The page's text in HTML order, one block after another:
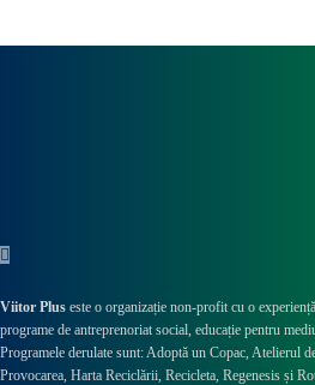
Viitor Plus este o organizație non-profit cu o
programe de antreprenoriat social, educație pentru
Programele derulate sunt: Adoptă un Copac, Atelierul
Provocarea, Harta Reciclării, Recicleta, Regenesis și